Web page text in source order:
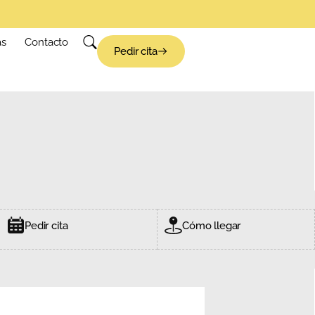
Contacto
Pedir cita
Pedir cita Cómo llegar